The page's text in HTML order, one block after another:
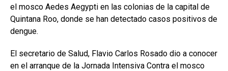
el mosco Aedes Aegypti en las colonias de la capital de
Quintana Roo, donde se han detectado casos positivos de
dengue.
El secretario de Salud, Flavio Carlos Rosado dio a conocer
en el arranque de la Jornada Intensiva Contra el mosco